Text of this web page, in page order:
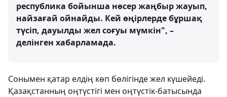
республика бойынша нөсер жаңбыр жауып,
найзағай ойнайды. Кей өңірлерде бұршақ
түсіп, дауылды жел соғуы мүмкін", –
делінген хабарламада.
Сонымен қатар елдің көп бөлігінде жел күшейеді.
Қазақстанның оңтүстігі мен оңтүстік-батысында